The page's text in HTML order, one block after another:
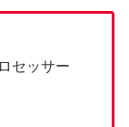
セッサー